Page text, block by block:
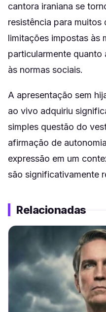
cantora iraniana se
resistência para muitos
limitações impostas às
particularmente
às normas sociais.
A apresentação sem
ao vivo adquiriu
simples questão do
afirmação de
expressão em um
são significativamente
Relacionadas